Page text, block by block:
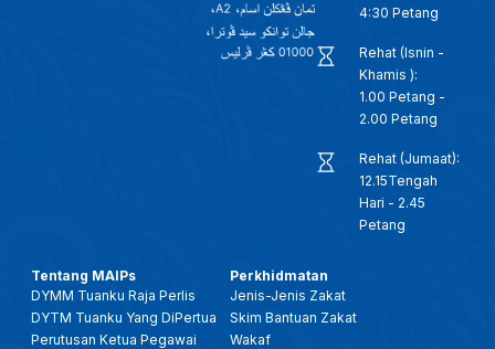
4:30 Petang
Rehat (Isnin -
Khamis ):
1.00 Petang -
2.00 Petang
Rehat (Jumaat):
12.15Tengah
Hari - 2.45
Petang
Tentang MAIPs
DYMM Tuanku Raja Perlis
DYTM Tuanku Yang DiPertua
Perutusan Ketua Pegawai
Perkhidmatan
Jenis-Jenis Zakat
Skim Bantuan Zakat
Wakaf